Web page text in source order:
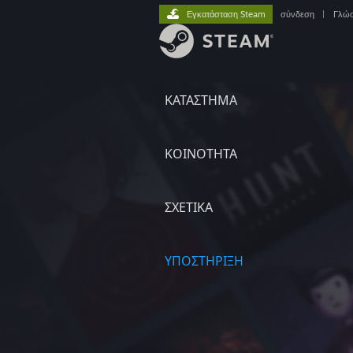
ΚΑΤΑΣΤΗΜΑ
ΚΟΙΝΟΤΗΤΑ
ΣΧΕΤΙΚΆ
ΥΠΟΣΤΗΡΙΞΗ
Εγκατάσταση Steam σύνδεση